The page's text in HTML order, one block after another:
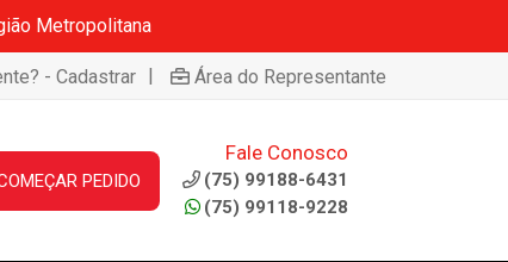
Metropolitana
- Cadastrar | Área do Representante
PEDIDO
Fale Conosco
(75) 99188-6431
(75) 99118-9228